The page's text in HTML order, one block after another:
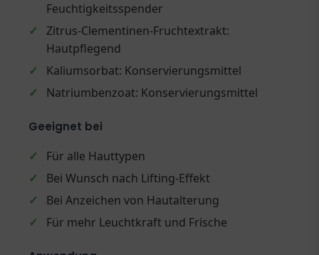
Feuchtigkeitsspender
✓
Zitrus-Clementinen-Fruchtextrakt:
Hautpflegend
✓
Kaliumsorbat: Konservierungsmittel
✓
Natriumbenzoat: Konservierungsmittel
Geeignet bei
✓
Für alle Hauttypen
✓
Bei Wunsch nach Lifting-Effekt
✓
Bei Anzeichen von Hautalterung
✓
Für mehr Leuchtkraft und Frische